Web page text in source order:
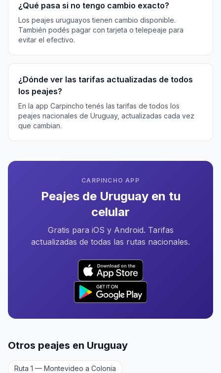
¿Qué pasa si no tengo cambio exacto?
Los peajes uruguayos tienen cambio disponible.
También podés pagar con tarjeta o telepeaje para
evitar el efectivo.
¿Dónde ver las tarifas actualizadas de todos
los peajes?
En la app Carpincho tenés las tarifas de todos los
peajes nacionales de Uruguay, actualizadas cada vez
que cambian.
CARPINCHO APP
Peajes de Uruguay en tu
celular
Gratis para iOS y Android. Tarifas
actualizadas de todas las rutas nacionales.
Otros peajes en Uruguay
Ruta 1 — Montevideo a Colonia